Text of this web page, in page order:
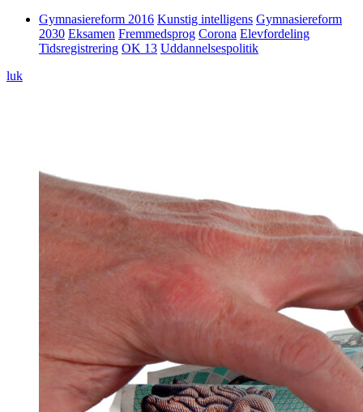
Gymnasiereform 2016 Kunstig intelligens Gymnasiereform
2030 Eksamen Fremmedsprog Corona Elevfordeling
Tidsregistrering OK 13 Uddannelsespolitik
luk